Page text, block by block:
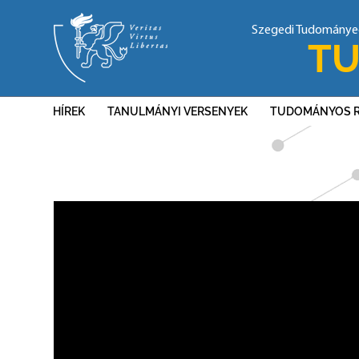
Szegedi
HÍREK TANULMÁNYI VERSENYEK TUDOMÁNYOS